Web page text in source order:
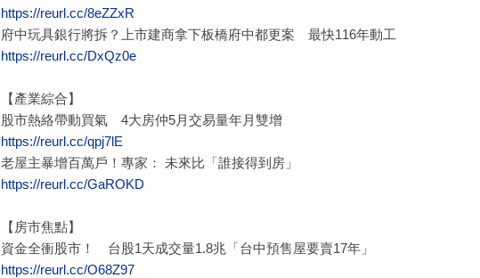
https://reurl.cc/8eZZxR
府中玩具銀行將拆？上市建商拿下板橋府中都更案 最快116年動工
https://reurl.cc/DxQz0e
【產業綜合】
股市熱絡帶動買氣 4大房仲5月交易量年月雙增
https://reurl.cc/qpj7lE
老屋主暴增百萬戶！專家： 未來比「誰接得到房」
https://reurl.cc/GaROKD
【房市焦點】
資金全衝股市！ 台股1天成交量1.8兆「台中預售屋要賣17年」
https://reurl.cc/O68Z97